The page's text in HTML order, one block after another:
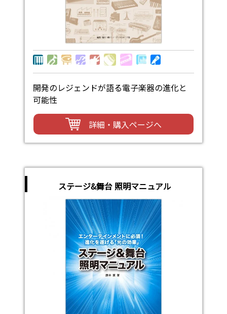
開発のレジェンドが語る電子楽器の進化と
可能性
詳細・購入ページへ
ステージ&舞台 照明マニュアル